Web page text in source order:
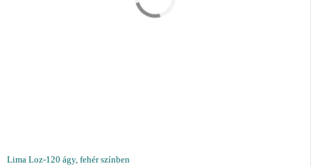
Lima Loz-120 ágy, fehér színben